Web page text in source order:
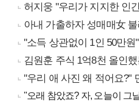
허지웅 "우리가 지지한 인간
아내 가출하자 성매매女
"소득 상관없이 1인 50만
김원훈 주식 1억8천 올인
"우리 애 사진 왜 적어요?"
"오래 참았죠? 자, 오늘이 그